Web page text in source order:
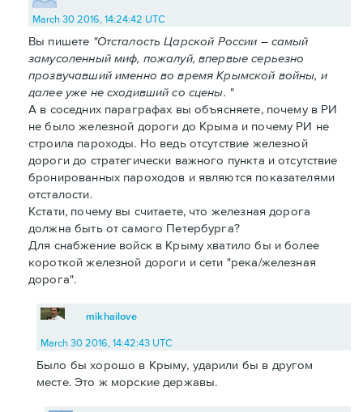
March 30 2016, 14:24:42 UTC
Вы пишете "Отсталость Царской России – самый
замусоленный миф, пожалуй, впервые серьезно
прозвучавший именно во время Крымской войны, и
далее уже не сходивший со сцены. "
А в соседних параграфах вы объясняете, почему в РИ
не было железной дороги до Крыма и почему РИ не
строила пароходы. Но ведь отсутствие железной
дороги до стратегически важного пункта и отсутствие
бронированных пароходов и являются показателями
отсталости.
Кстати, почему вы считаете, что железная дорога
должна быть от самого Петербурга?
Для снабжение войск в Крыму хватило бы и более
короткой железной дороги и сети "река/железная
дорога".
mikhailove
March 30 2016, 14:42:43 UTC
Было бы хорошо в Крыму, ударили бы в другом
месте. Это ж морские державы.